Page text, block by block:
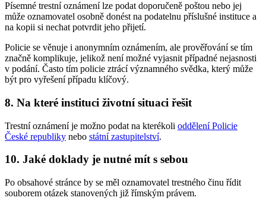
Písemné trestní oznámení lze podat doporučeně poštou nebo jej
může oznamovatel osobně donést na podatelnu příslušné instituce a
na kopii si nechat potvrdit jeho přijetí.
Policie se věnuje i anonymním oznámením, ale prověřování se tím
značně komplikuje, jelikož není možné vyjasnit případné nejasnosti
v podání. Často tím policie ztrácí významného svědka, který může
být pro vyřešení případu klíčový.
8. Na které instituci životní situaci řešit
Trestní oznámení je možno podat na kterékoli oddělení Policie
České republiky nebo státní zastupitelství.
10. Jaké doklady je nutné mít s sebou
Po obsahové stránce by se měl oznamovatel trestného činu řídit
souborem otázek stanovených již římským právem.